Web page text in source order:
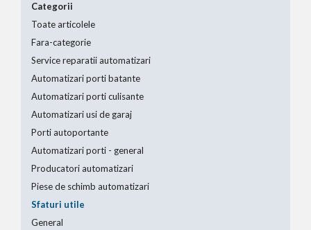
Categorii
Toate articolele
Fara-categorie
Service reparatii automatizari
Automatizari porti batante
Automatizari porti culisante
Automatizari usi de garaj
Porti autoportante
Automatizari porti - general
Producatori automatizari
Piese de schimb automatizari
Sfaturi utile
General